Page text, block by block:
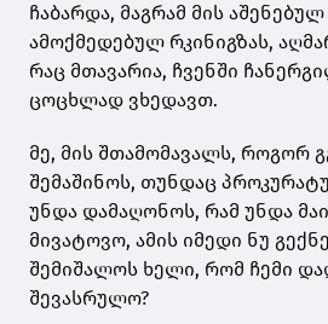
ჩაბარდა, მაგრამ მის
ამოქმედებულ რკინიგზას,
რაც მთავარია, ჩვენში
ცოცხლად ვხედავთ.
მე, მის შთამომავალს, როგორ
შემაშინოს, თუნდაც
უნდა დამაღონოს, რამ უნდა
მივატოვო, ამის იმედი ნუ
შემიშალოს ხელი, რომ ჩემი
შევასრულო?